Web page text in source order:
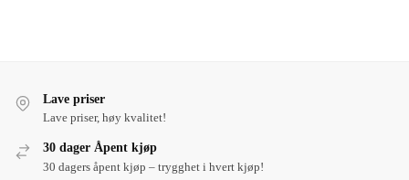
Lave priser
Lave priser, høy kvalitet!
30 dager Åpent kjøp
30 dagers åpent kjøp – trygghet i hvert kjøp!